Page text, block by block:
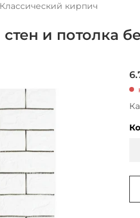
кирпич
и потолка